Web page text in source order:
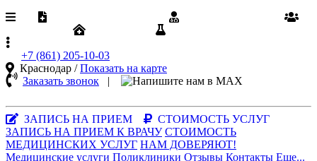
+7 (861) 205-10-03
Краснодар /Показать на карте
Заказать звонок |
ЗАПИСЬ НА ПРИЕМ
СТОИМОСТЬ УСЛУГ
ЗАПИСЬ НА ПРИЕМ К ВРАЧУ СТОИМОСТЬ
МЕДИЦИНСКИХ УСЛУГ НАМ ДОВЕРЯЮТ!
Медицинские услуги Поликлиники Отзывы Контакты Еще...